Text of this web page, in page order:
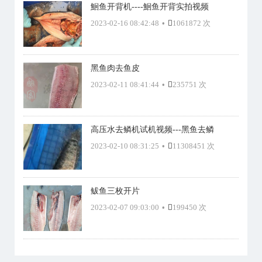
鮰鱼开背机----鮰鱼开背实拍视频
2023-02-16 08:42:48 • 1061872 次
黑鱼肉去鱼皮
2023-02-11 08:41:44 • 235751 次
高压水去鳞机试机视频---黑鱼去鳞
2023-02-10 08:31:25 • 11308451 次
鲅鱼三枚开片
2023-02-07 09:03:00 • 199450 次